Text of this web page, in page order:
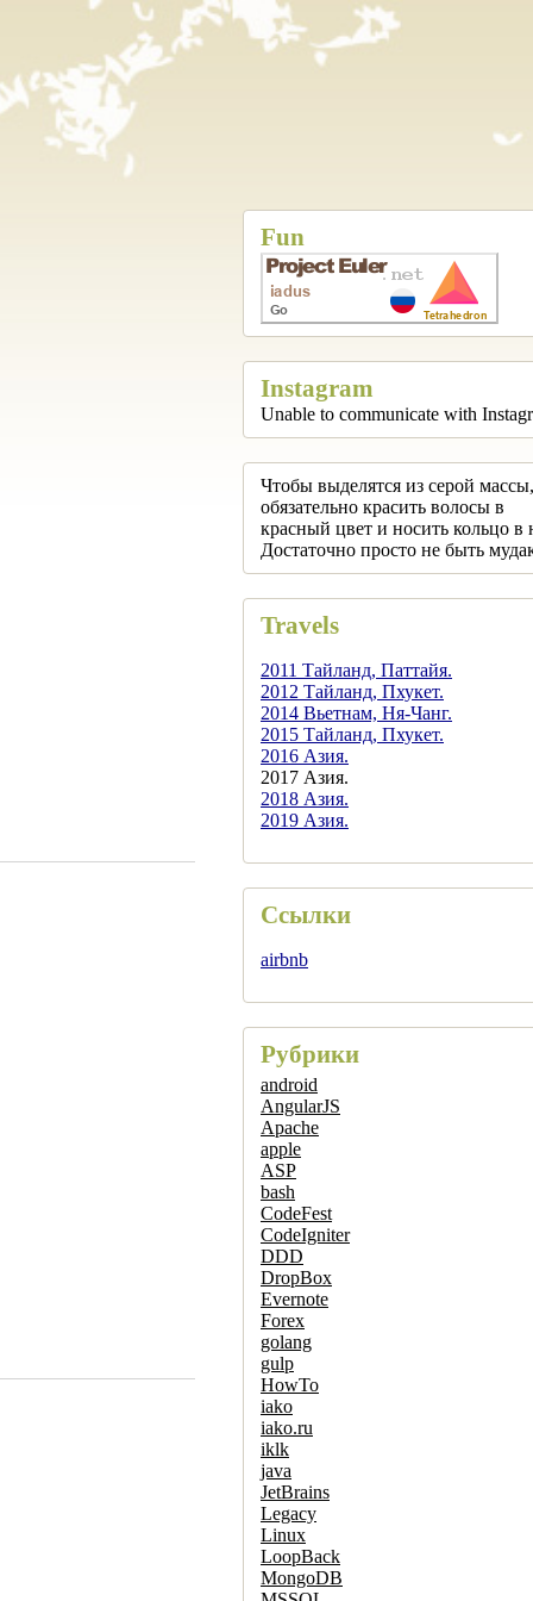
Fun
Instagram
Unable to communicate with
Чтобы выделятся из серой
обязательно красить волосы в
красный цвет и носить кольцо в
Достаточно просто не быть
Travels
2011 Тайланд, Паттайя.
2012 Тайланд, Пхукет.
2014 Вьетнам, Ня-Чанг.
2015 Тайланд, Пхукет.
2016 Азия.
2017 Азия.
2018 Азия.
2019 Азия.
Ссылки
airbnb
Рубрики
android
AngularJS
Apache
apple
ASP
bash
CodeFest
CodeIgniter
DDD
DropBox
Evernote
Forex
golang
gulp
HowTo
iako
iako.ru
iklk
java
JetBrains
Legacy
Linux
LoopBack
MongoDB